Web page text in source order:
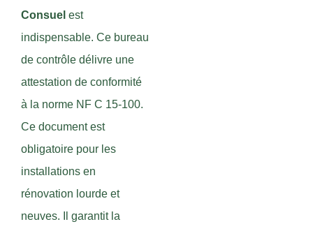
Consuel est
indispensable. Ce bureau
de contrôle délivre une
attestation de conformité
à la norme NF C 15-100.
Ce document est
obligatoire pour les
installations en
rénovation lourde et
neuves. Il garantit la